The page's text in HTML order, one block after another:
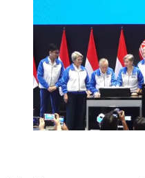
seremoni pencatatan
(9/7/2026).